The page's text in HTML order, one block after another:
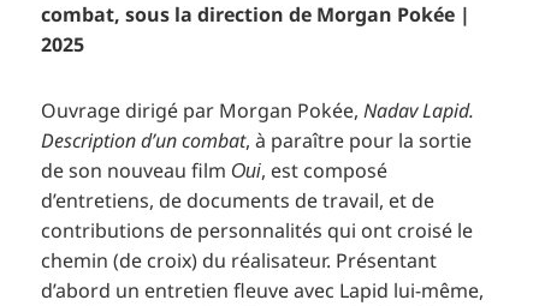
combat, sous la direction de Morgan Pokée |
2025
Ouvrage dirigé par Morgan Pokée,Nadav Lapid.
Description d’un combat, à paraître pour la sortie
de son nouveau film Oui, est composé
d’entretiens, de documents de travail, et de
contributions de personnalités qui ont croisé le
chemin (de croix) du réalisateur. Présentant
d’abord un entretien fleuve avec Lapid lui-même,